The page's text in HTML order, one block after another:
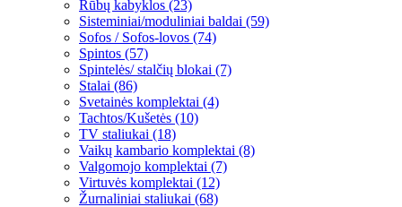
Rūbų kabyklos (23)
Sisteminiai/moduliniai baldai (59)
Sofos / Sofos-lovos (74)
Spintos (57)
Spintelės/ stalčių blokai (7)
Stalai (86)
Svetainės komplektai (4)
Tachtos/Kušetės (10)
TV staliukai (18)
Vaikų kambario komplektai (8)
Valgomojo komplektai (7)
Virtuvės komplektai (12)
Žurnaliniai staliukai (68)